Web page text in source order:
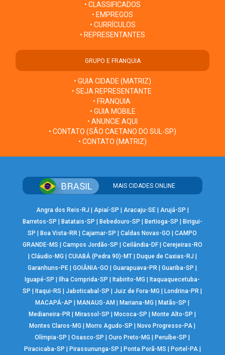
• CLASSIFICADOS
• EMPREGOS
• CURRÍCULOS
• REPRESENTANTES
GRUPO E FRANQUIA
• GUIA CIDADE (MATRIZ)
• SEJA REPRESENTANTE
• FRANQUIA
• GUIA MOBILE
• ANUNCIE AQUI
• CONTATO (SÃO CAETANO DO SUL-SP)
• CONTATO (MATRIZ)
MAIS CIDADES ONLINE
Angra dos Reis-RJ Apiaí-SP Aracaju-SE| Arujá-SP
Barretos-SP
Batatais-SP Bebedouro-SP Bertioga-SP
Birigui-
SP
Boa Vista-RR |Cajamar-SP |Caldas Novas-GO |CAMPO
GRANDE-MS
Campos Jordão-SP Ceilândia-DF| Cerejeiras-RO
Cláudio-MG CUIABÁ (Pedra 90)-MT| Duque de Caxias-RJ
Garanhuns-PE |GOIÂNIA-GO |Guarapuava-PR |Guariba-SP
Iguapé-SP
Ilha Comprida-SP Itabirito-MG
Itaquaquecetuba-
SP
Itaqui-RS |Jaboticabal-SP |Juiz de Fora-MG Londrina-PR
MACAPÁ-AP
MANAUS-AM Mariana-MG Matão-SP
Medianeira-PR
Mirassol-SP Mococa-SP Monte Alto-SP
Montes Claros-MG
Morro Agudo-SP Novo Progresso-PA
Olímpia-SP
|Osasco-SP |Ouro Preto-MG Peruíbe-SP
Piracicaba-SP
Pirassununga-SP Ponta Porã-MS Portel-PA|